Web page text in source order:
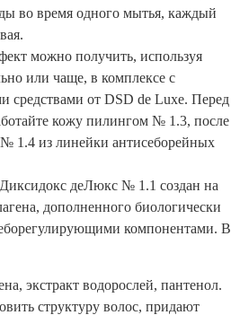
во время одного мытья, каждый
можно получить, используя
или чаще, в комплексе с
средствами от DSD de Luxe. Перед
кожу пилингом № 1.3, после
№ 1.4 из линейки антисеборейных
деЛюкс № 1.1 создан на
дополненного биологически
компонентами. В
экстракт водорослей, пантенол.
структуру волос, придают